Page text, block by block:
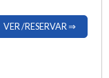
VER /RESERVAR ⇒